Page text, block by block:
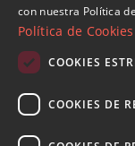
con nuestra Política
Política de Cookies
COOKIES
COOKIES DE